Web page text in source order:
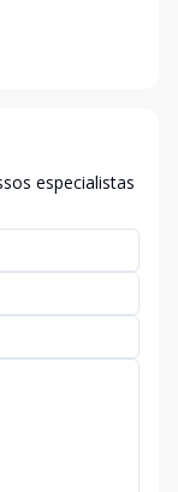
especialistas